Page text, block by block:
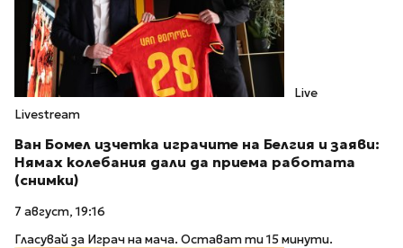
Live
Livestream
Ван Бомел изчетка играчите на Белгия и заяви:
Нямах колебания дали да приема работата
(снимки)
7 август, 19:16
Гласувай за Играч на мача. Остават ти 15 минути.